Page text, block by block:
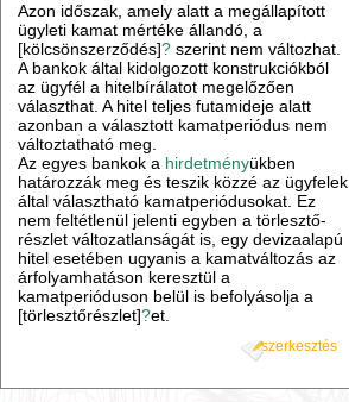
Azon időszak, amely alatt a megállapított
ügyleti kamat mértéke állandó, a
[kölcsönszerződés]? szerint nem változhat.
A bankok által kidolgozott konstrukciókból
az ügyfél a hitelbírálatot megelőzően
választhat. A hitel teljes futamideje alatt
azonban a választott kamatperiódus nem
változtatható meg.
Az egyes bankok a hirdetményükben
határozzák meg és teszik közzé az ügyfelek
által választható kamatperiódusokat. Ez
nem feltétlenül jelenti egyben a törlesztő-
részlet változatlanságát is, egy devizaalapú
hitel esetében ugyanis a kamatváltozás az
árfolyamhatáson keresztül a
kamatperióduson belül is befolyásolja a
[törlesztőrészlet]?et.
szerkesztés